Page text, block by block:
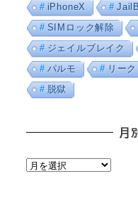
iPhoneX
SIMロック解除
ジェイルブレイク
パルモ
リーク
脱獄
月
月